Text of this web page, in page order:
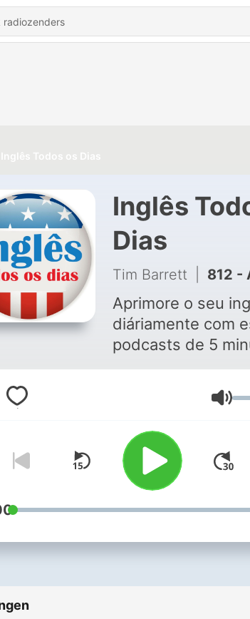
Inglês Todos os Dias
Inglês
Dias
Tim Barrett 812 - Até 82.500
Aprimore o seu
diáriamente com
podcasts de 5
professor Tim
Aprenda inglês
expressões,
preposições,
muito mais!